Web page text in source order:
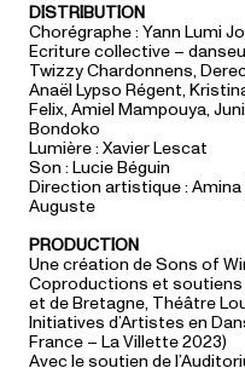
DISTRIBUTION
Chorégraphe : Yann Lumi
Ecriture collective –
Twizzy Chardonnens,
Anaël Lypso Régent,
Felix, Amiel Mampouya,
Bondoko
Lumière : Xavier Lescat
Son : Lucie Béguin
Direction artistique : Amina
Auguste
PRODUCTION
Une création de Sons of
Coproductions et soutiens
et de Bretagne, Théâtre
Initiatives d’Artistes en
France – La Villette 2023)
Avec le soutien de